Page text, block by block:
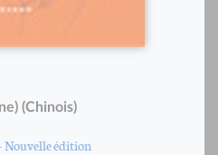
(Chinois)
Nouvelle édition